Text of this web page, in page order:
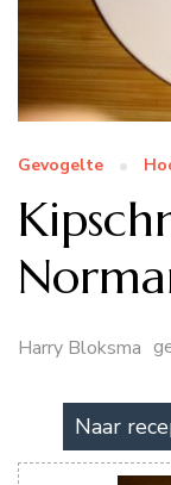
Gevogelte
Harry Bloksma
Naar